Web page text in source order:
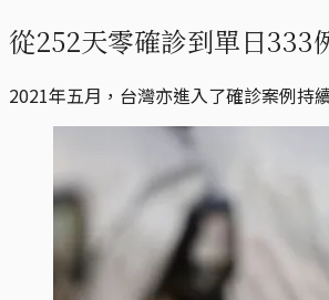
從252天零確診到單日333
2021年五月，台灣亦進入了確診案例持